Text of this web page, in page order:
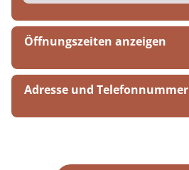
Öffnungszeiten anzeigen
Montag bis Freitag
07:00 bis 19:00 Uhr
Adresse und Telefonnummer